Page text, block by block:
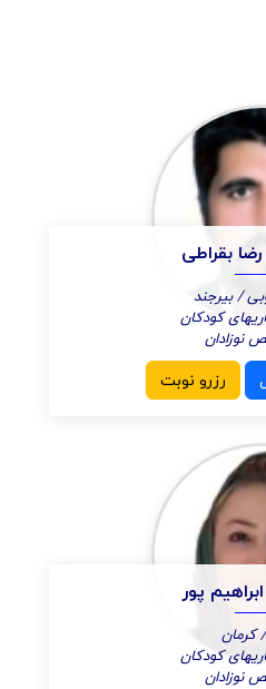
بقراطی
/ بیرجند
کودکان
نوزادان
رزرو نوبت
پور
کرمان
کودکان
نوزادان